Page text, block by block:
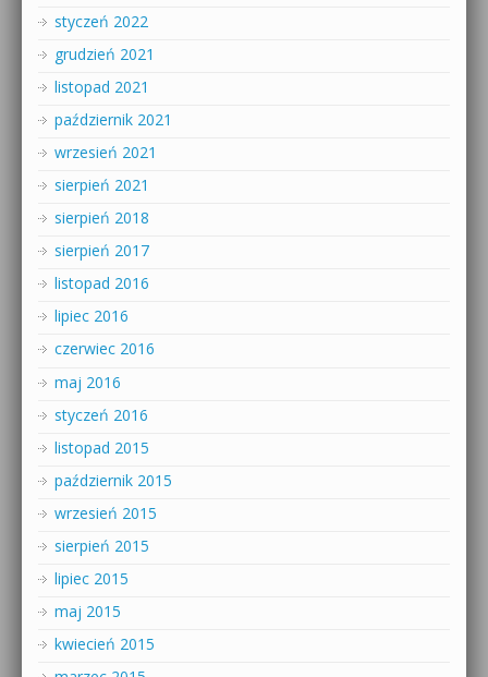
styczeń 2022
grudzień 2021
listopad 2021
październik 2021
wrzesień 2021
sierpień 2021
sierpień 2018
sierpień 2017
listopad 2016
lipiec 2016
czerwiec 2016
maj 2016
styczeń 2016
listopad 2015
październik 2015
wrzesień 2015
sierpień 2015
lipiec 2015
maj 2015
kwiecień 2015